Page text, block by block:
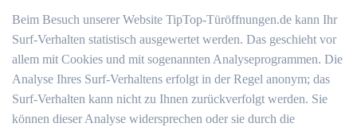
Beim Besuch unserer Website TipTop-Türöffnungen.de kann Ihr
Surf-Verhalten statistisch ausgewertet werden. Das geschieht vor
allem mit Cookies und mit sogenannten Analyseprogrammen. Die
Analyse Ihres Surf-Verhaltens erfolgt in der Regel anonym; das
Surf-Verhalten kann nicht zu Ihnen zurückverfolgt werden. Sie
können dieser Analyse widersprechen oder sie durch die